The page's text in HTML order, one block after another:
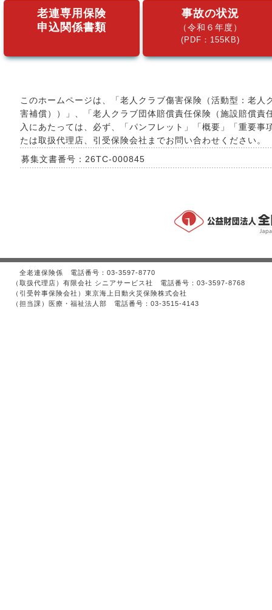
老連専用保険
申込関係書類
事故の状況
（令和６年度）
(PDF：155KB)
このホームページは、「老人クラブ傷害保険（活動型：老
害補償））」、「老人クラブ団体賠償責任保険（施設賠償
入にあたっては、必ず、「パンフレット」「概要」「重要
たは取扱代理店、引受保険会社までお問い合わせください。
募集文書番号： 26TC-000845
全老連保険係 電話番号：03-3597-8770
（取扱代理店）有限会社 シニアサービス社 電話番号：03-3597-8768
（引受幹事保険会社）東京海上日動火災保険株式会社
（担当課）医療・福祉法人部 電話番号：03-3515-4143